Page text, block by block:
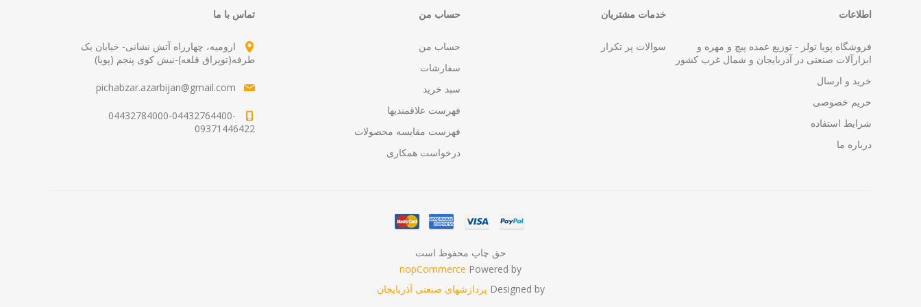
اطلاعات
فروشگاه پویا تولز - توزیع عمده پیچ و مهره و
ابزارآلات صنعتی در آذربایجان و شمال غرب کشور
خرید و ارسال
حریم خصوصی
شرایط استفاده
درباره ما
خدمات مشتریان
سوالات پر تکرار
حساب من
حساب من
سفارشات
سبد خرید
فهرست علاقمندیها
فهرست مقایسه محصولات
درخواست همکاری
تماس با ما
ارومیه، چهارراه آتش نشانی- خیابان یک
طرفه(توپراق قلعه)-نبش کوی پنجم (پویا)
pichabzar.azarbijan@gmail.com
04432784000-04432764400-
09371446422
حق چاپ محفوظ است
Powered by
nopCommerce
Designed by پردازشهای صنعتی آذربایجان